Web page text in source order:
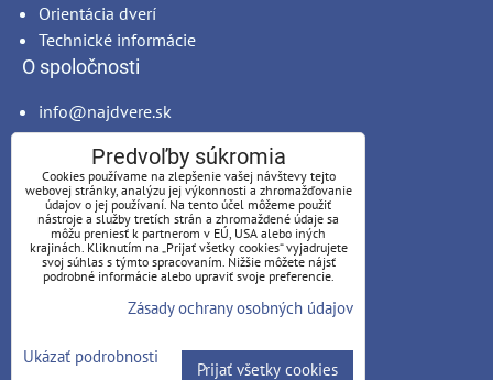
Orientácia dverí
Technické informácie
O spoločnosti
info@najdvere.sk
Lingas, s.r.o.
Sv. Anny 4787/1A
034 01 Ružomberok
IČO: 44336306
DIČ: SK2022672883
NajDvere.sk2026 ©
Predvoľby súkromia
Cookies používame na zlepšenie vašej návštevy tejto
webovej stránky, analýzu jej výkonnosti a zhromažďovanie
údajov o jej používaní. Na tento účel môžeme použiť
nástroje a služby tretích strán a zhromaždené údaje sa
môžu preniesť k partnerom v EÚ, USA alebo iných
krajinách. Kliknutím na „Prijať všetky cookies“ vyjadrujete
svoj súhlas s týmto spracovaním. Nižšie môžete nájsť
podrobné informácie alebo upraviť svoje preferencie.
Zásady ochrany osobných údajov
Ukázať podrobnosti
Prijať všetky cookies